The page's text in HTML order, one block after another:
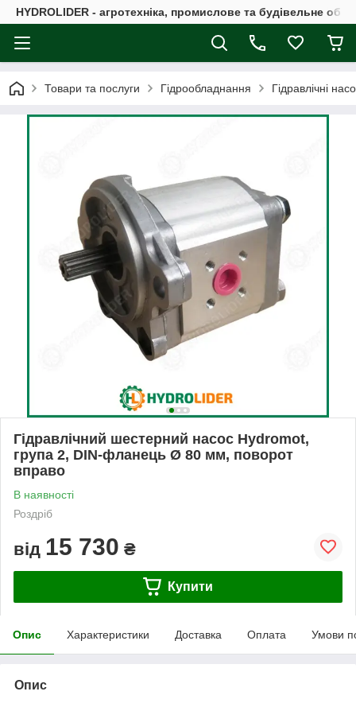
HYDROLIDER - агротехніка, промислове та будівельне
Товари та послуги Гідрообладнання Гідравлічні
Гідравлічний шестерний насос Hydromot,
група 2, DIN-фланець Ø 80 мм, поворот
вправо
В наявності
Роздріб
від 15 730 ₴
Купити
Опис Характеристики Доставка Оплата Умови
Опис